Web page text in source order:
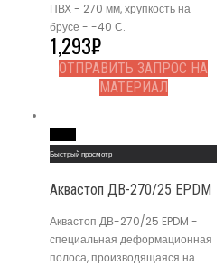
ПВХ - 270 мм, хрупкость на
брусе - -40 С.
1,293₽
ОТПРАВИТЬ ЗАПРОС НА
МАТЕРИАЛ
Быстрый просмотр
Аквастоп ДВ-270/25 EPDM
Аквастоп ДВ-270/25 EPDM -
специальная деформационная
полоса, производящаяся на